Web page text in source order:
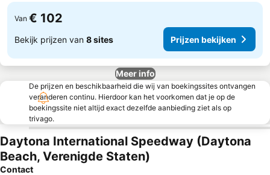
Van € 102
Bekijk prijzen van 8 sites Prijzen bekijken
Meer info
De prijzen en beschikbaarheid die wij van boekingssites ontvangen
veranderen continu. Hierdoor kan het voorkomen dat je op de
boekingssite niet altijd exact dezelfde aanbieding ziet als op
trivago.
Daytona International Speedway (Daytona
Beach, Verenigde Staten)
Contact